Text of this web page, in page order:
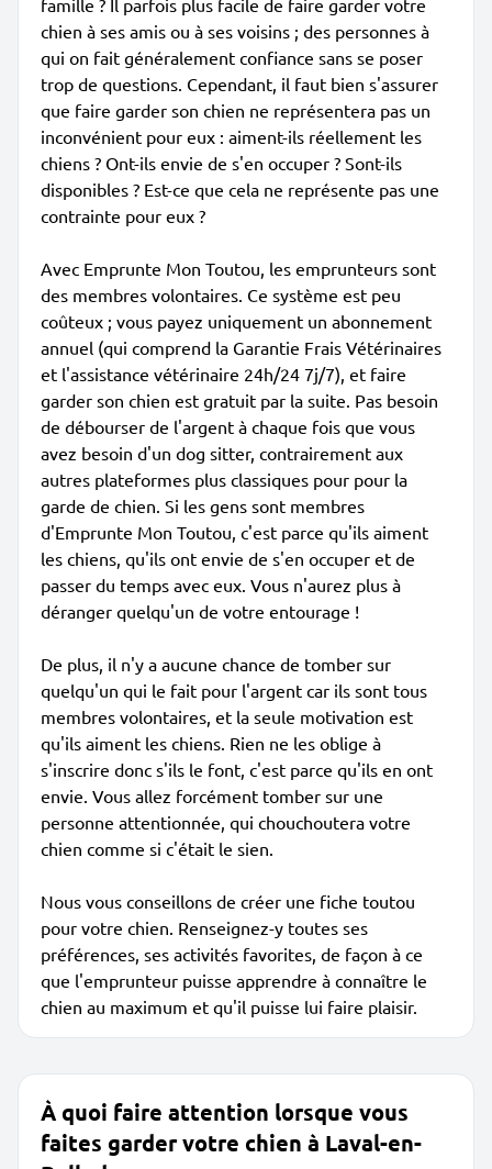
famille ? Il parfois plus facile de faire garder votre
chien à ses amis ou à ses voisins ; des personnes à
qui on fait généralement confiance sans se poser
trop de questions. Cependant, il faut bien s'assurer
que faire garder son chien ne représentera pas un
inconvénient pour eux : aiment-ils réellement les
chiens ? Ont-ils envie de s'en occuper ? Sont-ils
disponibles ? Est-ce que cela ne représente pas une
contrainte pour eux ?
Avec Emprunte Mon Toutou, les emprunteurs sont
des membres volontaires. Ce système est peu
coûteux ; vous payez uniquement un abonnement
annuel (qui comprend la Garantie Frais Vétérinaires
et l'assistance vétérinaire 24h/24 7j/7), et faire
garder son chien est gratuit par la suite. Pas besoin
de débourser de l'argent à chaque fois que vous
avez besoin d'un dog sitter, contrairement aux
autres plateformes plus classiques pour pour la
garde de chien. Si les gens sont membres
d'Emprunte Mon Toutou, c'est parce qu'ils aiment
les chiens, qu'ils ont envie de s'en occuper et de
passer du temps avec eux. Vous n'aurez plus à
déranger quelqu'un de votre entourage !
De plus, il n'y a aucune chance de tomber sur
quelqu'un qui le fait pour l'argent car ils sont tous
membres volontaires, et la seule motivation est
qu'ils aiment les chiens. Rien ne les oblige à
s'inscrire donc s'ils le font, c'est parce qu'ils en ont
envie. Vous allez forcément tomber sur une
personne attentionnée, qui chouchoutera votre
chien comme si c'était le sien.
Nous vous conseillons de créer une fiche toutou
pour votre chien. Renseignez-y toutes ses
préférences, ses activités favorites, de façon à ce
que l'emprunteur puisse apprendre à connaître le
chien au maximum et qu'il puisse lui faire plaisir.
À quoi faire attention lorsque vous
faites garder votre chien à Laval-en-